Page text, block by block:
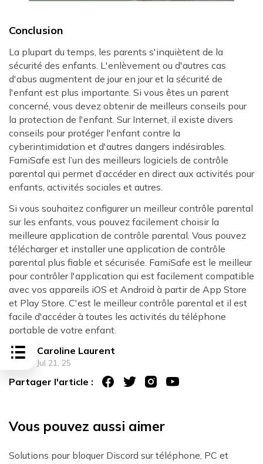
Conclusion
La plupart du temps, les parents s'inquiètent de la
sécurité des enfants. L'enlèvement ou d'autres cas
d'abus augmentent de jour en jour et la sécurité de
l'enfant est plus importante. Si vous êtes un parent
concerné, vous devez obtenir de meilleurs conseils pour
la protection de l'enfant. Sur Internet, il existe divers
conseils pour protéger l'enfant contre la
cyberintimidation et d'autres dangers indésirables.
FamiSafe est l’un des meilleurs logiciels de contrôle
parental qui permet d’accéder en direct aux activités pour
enfants, activités sociales et autres.
Si vous souhaitez configurer un meilleur contrôle parental
sur les enfants, vous pouvez facilement choisir la
meilleure application de contrôle parental. Vous pouvez
télécharger et installer une application de contrôle
parental plus fiable et sécurisée. FamiSafe est le meilleur
pour contrôler l'application qui est facilement compatible
avec vos appareils iOS et Android à partir de App Store
et Play Store. C'est le meilleur contrôle parental et il est
facile d'accéder à toutes les activités du téléphone
portable de votre enfant.
Caroline Laurent
Jul 21, 25
Partager l'article :
Vous pouvez aussi aimer
Solutions pour bloquer Discord sur téléphone, PC et